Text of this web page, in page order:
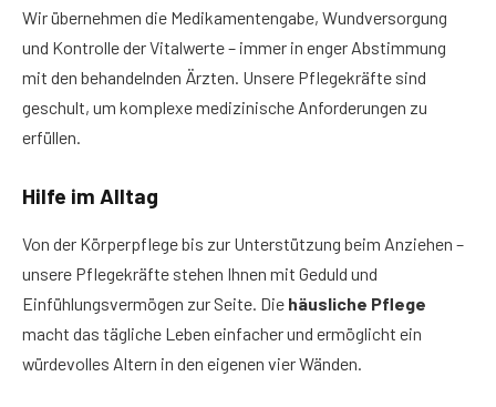
Wir übernehmen die Medikamentengabe, Wundversorgung
und Kontrolle der Vitalwerte – immer in enger Abstimmung
mit den behandelnden Ärzten. Unsere Pflegekräfte sind
geschult, um komplexe medizinische Anforderungen zu
erfüllen.
Hilfe im Alltag
Von der Körperpflege bis zur Unterstützung beim Anziehen –
unsere Pflegekräfte stehen Ihnen mit Geduld und
Einfühlungsvermögen zur Seite. Die häusliche Pflege
macht das tägliche Leben einfacher und ermöglicht ein
würdevolles Altern in den eigenen vier Wänden.